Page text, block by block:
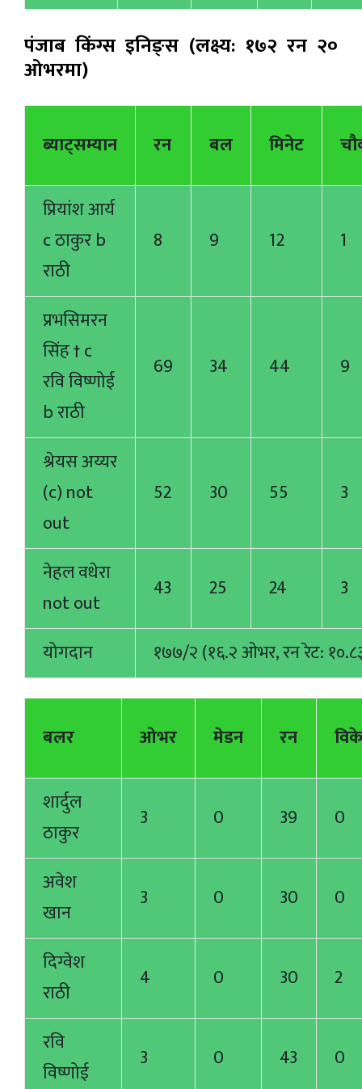
पंजाब किंग्स इनिङ्स (लक्ष्य: १७२ रन २०
ओभरमा)
ब्याट्सम्यान रन बल मिनेट
प्रियांश आर्य
c ठाकुर b
राठी
8 9 12 1
प्रभसिमरन
सिंह † c
रवि विष्णोई
b राठी
69 34 44 9
श्रेयस अय्यर
(c) not
out
52 30 55 3
नेहल वधेरा
not out
43 25 24 3
योगदान १७७/२ (१६.२ ओभर, रन रेट:
बलर ओभर मेडन रन
शार्दुल
ठाकुर
3 0 39 0
अवेश
खान
3 0 30 0
दिग्वेश
राठी
4 0 30 2
रवि
विष्णोई
3 0 43 0